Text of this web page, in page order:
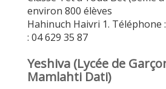
environ 800 élèves
Hahinuch Haivri 1. Téléphone
: 04 629 35 87
Yeshiva (Lycée de
Mamlahti Dati)